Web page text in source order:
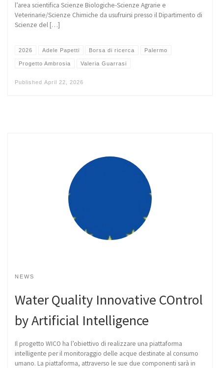
l’area scientifica Scienze Biologiche-Scienze Agrarie e
Veterinarie/Scienze Chimiche da usufruirsi presso il Dipartimento di
Scienze del […]
2026 Adele Papetti Borsa di ricerca Palermo
Progetto Ambrosia Valeria Guarrasi
Published April 22, 2026
NEWS
Water Quality Innovative COntrol
by Artificial Intelligence
Il progetto WICO ha l’obiettivo di realizzare una piattaforma
intelligente per il monitoraggio delle acque destinate al consumo
umano. La piattaforma, attraverso le sue due componenti sarà in